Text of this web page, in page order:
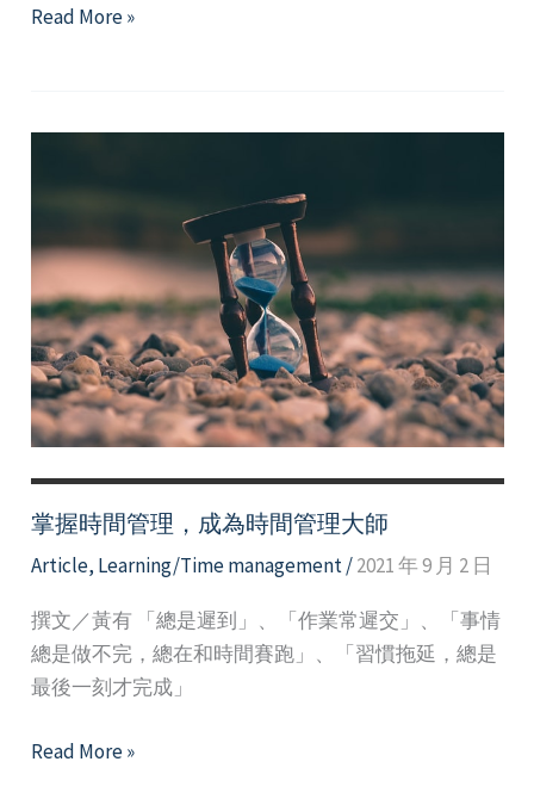
薛
永
的
「不
夠」
努
力
Read More »
掌握時間管理，成為時間管理大師
Article, Learning/Time management/2021 年 9 月 2 日
撰文／黃有 「總是遲到」、「作業常遲交」、「事情
總是做不完，總在和時間賽跑」、「習慣拖延，總是
最後一刻才完成」
掌
Read More »